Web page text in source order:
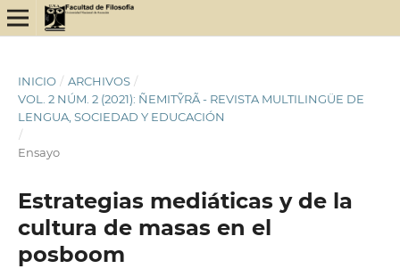
INICIO / ARCHIVOS /
VOL. 2 NÚM. 2 (2021): ÑEMITỸRÃ - REVISTA MULTILINGÜE DE
LENGUA, SOCIEDAD Y EDUCACIÓN
/
Ensayo
Estrategias mediáticas y de la
cultura de masas en el
posboom